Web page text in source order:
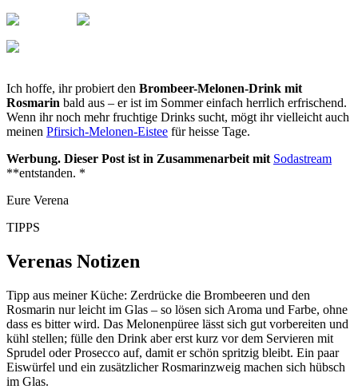
Ich hoffe, ihr probiert den Brombeer-Melonen-Drink mit
Rosmarin bald aus – er ist im Sommer einfach herrlich erfrischend.
Wenn ihr noch mehr fruchtige Drinks sucht, mögt ihr vielleicht auch
meinen Pfirsich-Melonen-Eistee für heisse Tage.
Werbung. Dieser Post ist in Zusammenarbeit mit Sodastream
**entstanden. *
Eure Verena
TIPPS
Verenas Notizen
Tipp aus meiner Küche: Zerdrücke die Brombeeren und den
Rosmarin nur leicht im Glas – so lösen sich Aroma und Farbe, ohne
dass es bitter wird. Das Melonenpüree lässt sich gut vorbereiten und
kühl stellen; fülle den Drink aber erst kurz vor dem Servieren mit
Sprudel oder Prosecco auf, damit er schön spritzig bleibt. Ein paar
Eiswürfel und ein zusätzlicher Rosmarinzweig machen sich hübsch
im Glas.